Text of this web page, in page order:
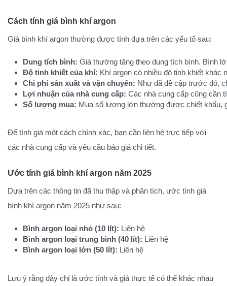
Cách tính giá bình khí argon
Giá bình khí argon thường được tính dựa trên các yếu tố sau:
Dung tích bình: Giá thường tăng theo dung tích bình. Bình
Độ tinh khiết của khí: Khí argon có nhiều độ tinh khiết khác
Chi phí sản xuất và vận chuyển: Như đã đề cập trước đó,
Lợi nhuận của nhà cung cấp: Các nhà cung cấp cũng cần
Số lượng mua: Mua số lượng lớn thường được chiết khấu,
Để tính giá một cách chính xác, bạn cần liên hệ trực tiếp với
các nhà cung cấp và yêu cầu báo giá chi tiết.
Ước tính giá bình khí argon năm 2025
Dựa trên các thông tin đã thu thập và phân tích, ước tính giá
bình khí argon năm 2025 như sau:
Bình argon loại nhỏ (10 lít): Liên hệ
Bình argon loại trung bình (40 lít): Liên hệ
Bình argon loại lớn (50 lít): Liên hệ
Lưu ý rằng đây chỉ là ước tính và giá thực tế có thể khác nhau